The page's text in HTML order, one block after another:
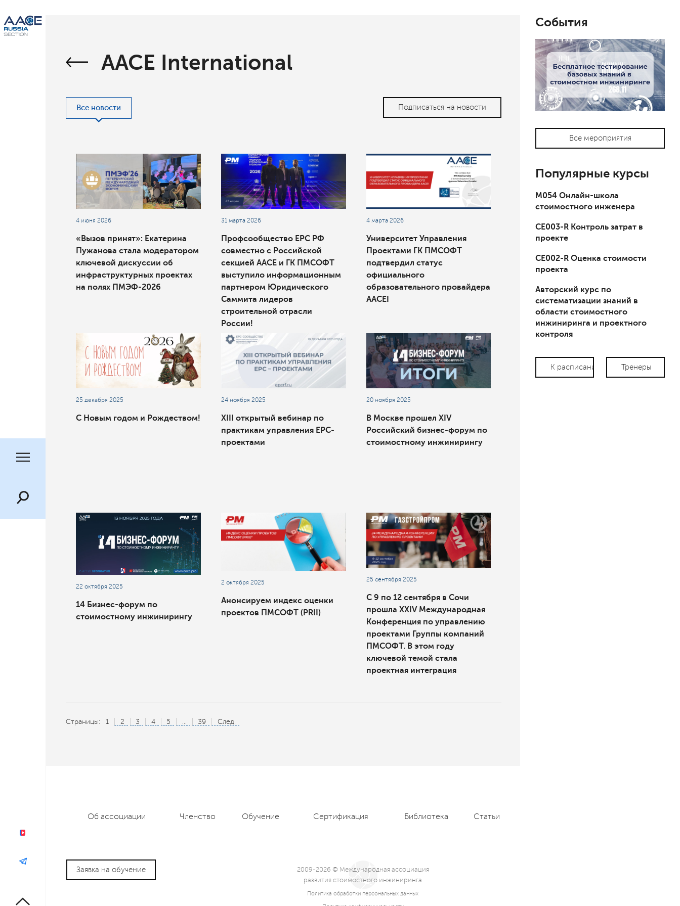
AACE International
Все новости Подписаться на новости
4 июня 2026
«Вызов принят»: Екатерина
Пужанова стала модератором
ключевой дискуссии об
инфраструктурных проектах
на полях ПМЭФ-2026
31 марта 2026
Профсообщество ЕРС РФ
совместно с Российской
секцией ААСЕ и ГК ПМСОФТ
выступило информационным
партнером Юридического
Саммита лидеров
строительной отрасли
России!
4 марта 2026
Университет Управления
Проектами ГК ПМСОФТ
подтвердил статус
официального
образовательного провайдера
AACEI
25 декабря 2025
С Новым годом и Рождеством!
24 ноября 2025
XIII открытый вебинар по
практикам управления EPC-
проектами
20 ноября 2025
В Москве прошел XIV
Российский бизнес-форум по
стоимостному инжинирингу
22 октября 2025
14 Бизнес-форум по
стоимостному инжинирингу
2 октября 2025
Анонсируем индекс оценки
проектов ПМСОФТ (PRII)
25 сентября 2025
С 9 по 12 сентября в Сочи
прошла XXIV Международная
Конференция по управлению
проектами Группы компаний
ПМСОФТ. В этом году
ключевой темой стала
проектная интеграция
Страницы: 1 2 3 4 5 39 След.
События
Все мероприятия
Популярные курсы
М054 Онлайн-школа
стоимостного инженера
СЕ003-R Контроль затрат в
проекте
СЕ002-R Оценка стоимости
проекта
Авторский курс по
систематизации знаний в
области стоимостного
инжиниринга и проектного
контроля
К расписанию Тренеры
Заявка на обучение
Об ассоциации Членство Обучение Сертификация Библиотека Статьи
2009-2026 © Международная ассоциация
развития стоимостного инжиниринга
Политика обработки персональных данных